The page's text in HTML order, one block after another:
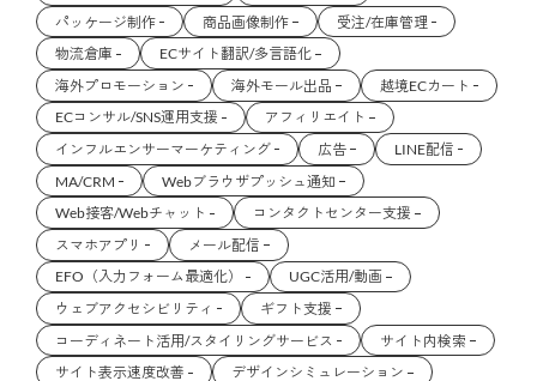
パッケージ制作
商品画像制作
受注/在庫管理
物流倉庫
ECサイト翻訳/多言語化
海外プロモーション
海外モール出品
越境ECカート
ECコンサル/SNS運用支援
アフィリエイト
インフルエンサーマーケティング
広告
LINE配信
MA/CRM
Webブラウザプッシュ通知
Web接客/Webチャット
コンタクトセンター支援
スマホアプリ
メール配信
EFO（入力フォーム最適化）
UGC活用/動画
ウェブアクセシビリティ
ギフト支援
コーディネート活用/スタイリングサービス
サイト内検索
サイト表示速度改善
デザインシミュレーション